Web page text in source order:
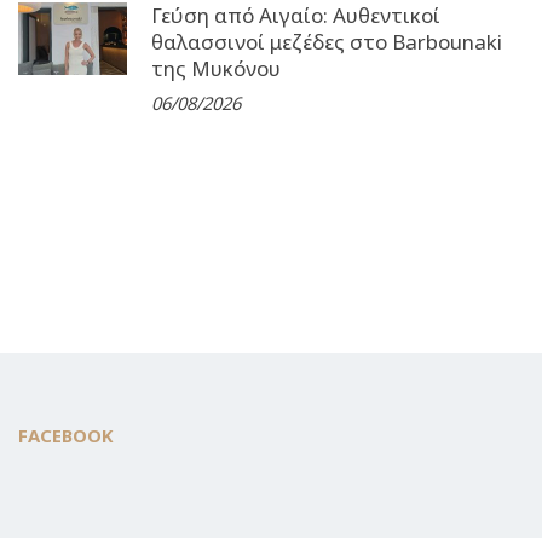
Γεύση από Αιγαίο: Αυθεντικοί
θαλασσινοί μεζέδες στο Barbounaki
της Μυκόνου
06/08/2026
FACEBOOK